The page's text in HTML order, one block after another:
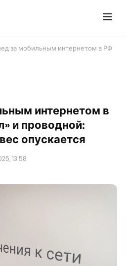
за мобильным интернетом в РФ
интернетом в
и проводной:
опускается
13:58